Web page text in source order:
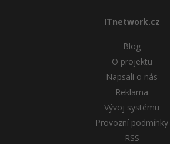
ITnetwork.cz
Blog
O projektu
Napsali o nás
Reklama
Vývoj systému
Provozní podmínky
RSS